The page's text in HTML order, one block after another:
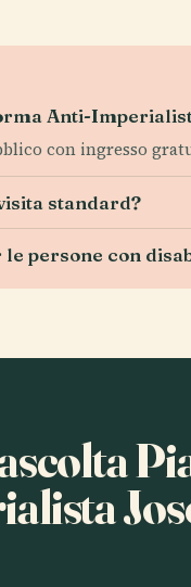
Anti-
con ingresso
standard?
persone con